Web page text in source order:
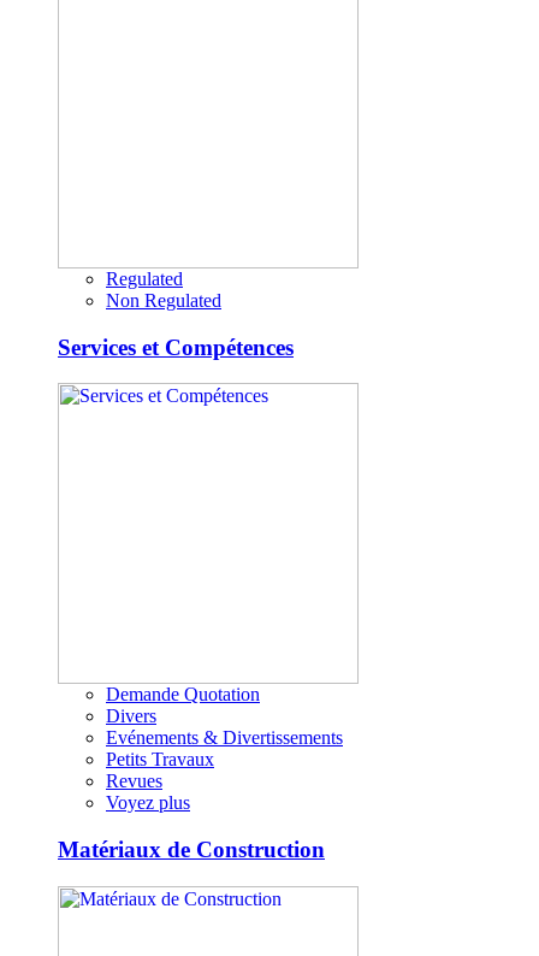
Regulated
Non Regulated
Services et Compétences
Demande Quotation
Divers
Evénements & Divertissements
Petits Travaux
Revues
Voyez plus
Matériaux de Construction